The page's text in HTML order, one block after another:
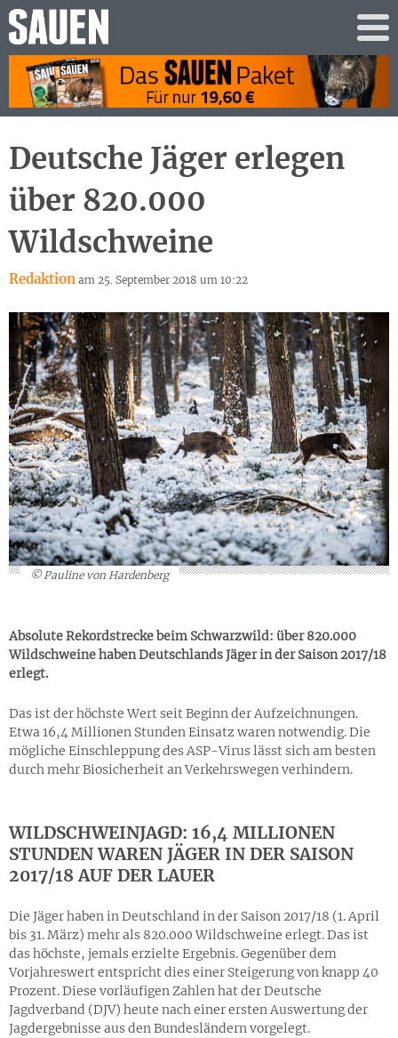
Deutsche Jäger erlegen
über 820.000
Wildschweine
Redaktion am 25. September 2018 um 10:22
© Pauline von Hardenberg
Absolute Rekordstrecke beim Schwarzwild: über 820.000
Wildschweine haben Deutschlands Jäger in der Saison 2017/18
erlegt.
Das ist der höchste Wert seit Beginn der Aufzeichnungen.
Etwa 16,4 Millionen Stunden Einsatz waren notwendig. Die
mögliche Einschleppung des ASP-Virus lässt sich am besten
durch mehr Biosicherheit an Verkehrswegen verhindern.
WILDSCHWEINJAGD: 16,4 MILLIONEN
STUNDEN WAREN JÄGER IN DER SAISON
2017/18 AUF DER LAUER
Die Jäger haben in Deutschland in der Saison 2017/18 (1. April
bis 31. März) mehr als 820.000 Wildschweine erlegt. Das ist
das höchste, jemals erzielte Ergebnis. Gegenüber dem
Vorjahreswert entspricht dies einer Steigerung von knapp 40
Prozent. Diese vorläufigen Zahlen hat der Deutsche
Jagdverband (DJV) heute nach einer ersten Auswertung der
Jagdergebnisse aus den Bundesländern vorgelegt.